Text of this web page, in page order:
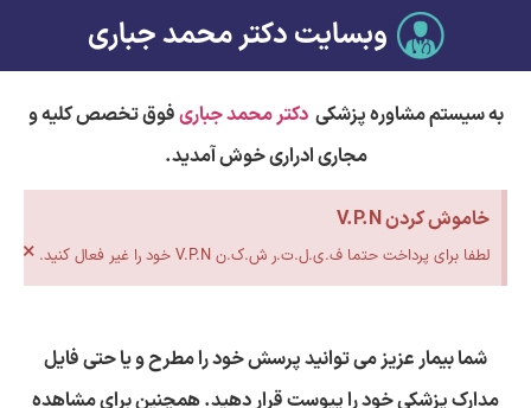
وبسایت دکتر محمد جباری
به سیستم مشاوره پزشکیدکتر محمد جباریفوق تخصص کلیه و
مجاری ادراری خوش آمدید.
خاموش کردن V.P.N
لطفا برای پرداخت حتما ف.ی.ل.ت.ر ش.ک.ن V.P.N خود را غیر فعال کنید. ×
شما بیمار عزیز می توانید پرسش خود را مطرح و یا حتی فایل
مدارک پزشکی خود را پیوست قرار دهید. همچنین برای مشاهده